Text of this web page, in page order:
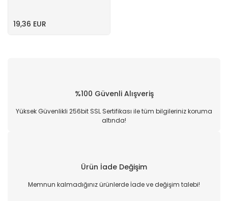
19,36 EUR
%100 Güvenli Alışveriş
Yüksek Güvenlikli 256bit SSL Sertifikası ile tüm bilgileriniz koruma
altında!
Ürün İade Değişim
Memnun kalmadığınız ürünlerde İade ve değişim talebi!